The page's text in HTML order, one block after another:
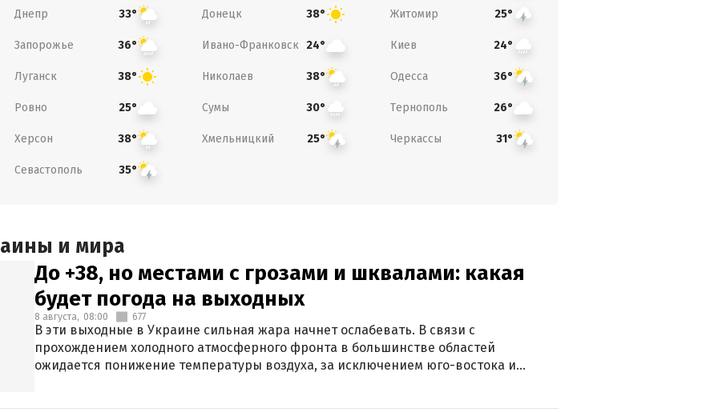
Днепр 33° Донецк 38° Житомир 25°
Запорожье 36° Ивано-Франковск 24° Киев 24°
Луганск 38° Николаев 38° Одесса 36°
Ровно 25° Сумы 30° Тернополь 26°
Херсон 38° Хмельницкий 25° Черкассы 31°
Севастополь 35°
и мира
До +38, но местами с грозами и шквалами: какая
будет погода на выходных
8 августа, 08:00 677
В эти выходные в Украине сильная жара начнет ослабевать. В связи с
прохождением холодного атмосферного фронта в большинстве областей
ожидается понижение температуры воздуха, за исключением юго-востока и